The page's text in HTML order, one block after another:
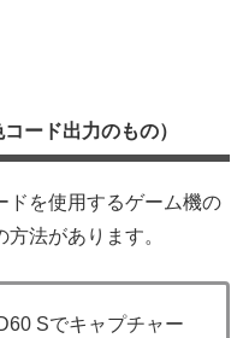
ード出力のもの）
ドを使用するゲーム機の
法があります。
Sでキャプチャー